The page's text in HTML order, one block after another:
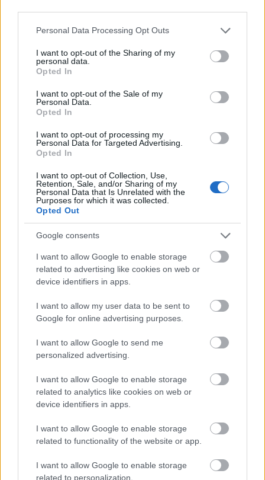
Please note that this website/app uses one or more Google
not limited to your visit or usage behaviour. You may click to
grant or deny consent to Google and its third-party tags to
use your data for below specified purposes in below Google
consent section.
Personal Data Processing Opt Outs
I want to opt-out of the Sharing of my
personal data.
Opted In
I want to opt-out of the Sale of my
Personal Data.
Opted In
I want to opt-out of processing my
Personal Data for Targeted Advertising.
Opted In
I want to opt-out of Collection, Use,
Retention, Sale, and/or Sharing of my
Personal Data that Is Unrelated with the
Purposes for which it was collected.
Opted Out
Google consents
I want to allow Google to enable storage
related to advertising like cookies on web or
device identifiers in apps.
I want to allow my user data to be sent to
Google for online advertising purposes.
I want to allow Google to send me
personalized advertising.
I want to allow Google to enable storage
related to analytics like cookies on web or
device identifiers in apps.
I want to allow Google to enable storage
related to functionality of the website or app.
I want to allow Google to enable storage
related to personalization.
Az igaz, hogy Lindner elszántsága, kitartása, a
legrosszabb időben is magabiztos fellépése nélkül
nem jött volna össze a siker, és az is igaz, hogy
Linderen kívül a liberálisoknak jelenleg nincs más
valóban országos ismertségű politikusa. De az FDP
egy nagy múltú párt, komoly szervezettséggel, 60
ezer taggal, és mint a schleswig-holsteini siker is
mutatta, ahol Wolfgang Kubicki alelnök volt a párt
ismert politikusai.
témát, amelyek az oktatás és a digitalizáció mellett a
választási kampányban is döntőnek bizonyultak az
Bevándorlás
bevándorlóellenesnek írja le az FDP-t. Igaz ez? Ahogy
már röviden ismertettem, az FDP 2015-ben egy új
bevándorlási politikát fogalmazott meg. A
választások előtti héten a Bild interjúja is nem a